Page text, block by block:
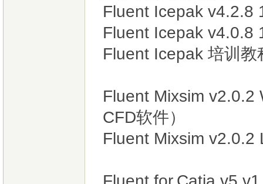
Fluent Icepak v4.2.8
Fluent Icepak v4.0.8
Fluent Icepak 培训教
Fluent Mixsim v2.0.2
CFD软件）
Fluent Mixsim v2.0.2